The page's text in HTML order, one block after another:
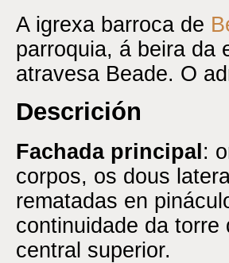
A igrexa barroca de
parroquia, á beira da
atravesa Beade. O
Descrición
Fachada principal :
corpos, os dous
rematadas en
continuidade da torre
central superior.